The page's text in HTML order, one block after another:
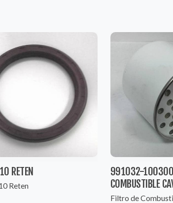
RETEN
Reten
991032-
COMBUSTIBLE
Filtro de